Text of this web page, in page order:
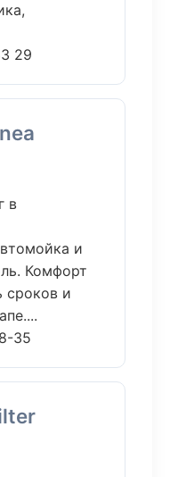
29
в
и
Комфорт
сроков и
35